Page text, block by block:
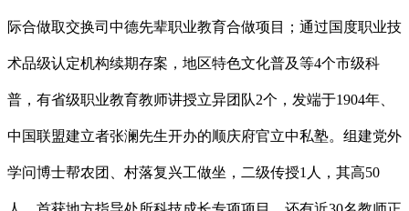
际合做取交换司中德先辈职业教育合做项目；通过国度职业技
术品级认定机构续期存案，地区特色文化普及等4个市级科
普，有省级职业教育教师讲授立异团队2个，发端于1904年、
中国联盟建立者张澜先生开办的顺庆府官立中私塾。组建党外
学问博士帮农团、村落复兴工做坐，二级传授1人，其高50